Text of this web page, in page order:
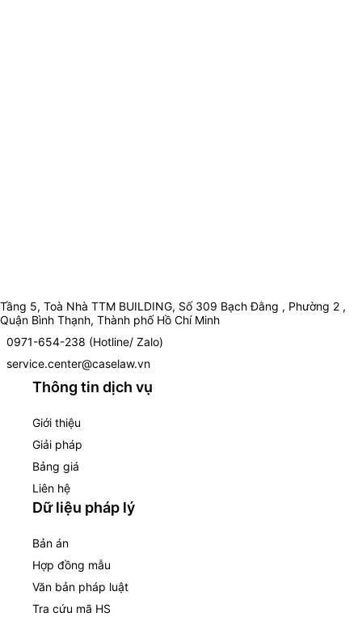
Tầng 5, Toà Nhà TTM BUILDING, Số 309 Bạch Đằng , Phường 2 ,
Quận Bình Thạnh, Thành phố Hồ Chí Minh
0971-654-238 (Hotline/ Zalo)
service.center@caselaw.vn
Thông tin dịch vụ
Giới thiệu
Giải pháp
Bảng giá
Liên hệ
Dữ liệu pháp lý
Bản án
Hợp đồng mẫu
Văn bản pháp luật
Tra cứu mã HS